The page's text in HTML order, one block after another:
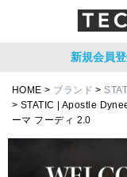
新規会員
HOME ブランド
STATIC | Apostle
ーマ フーディ 2.0